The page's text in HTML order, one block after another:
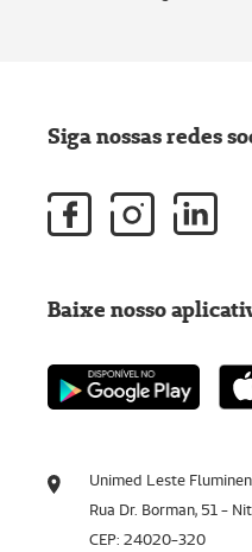
Unimed Leste
Rua Dr. Borman, 51 -
CEP: 24020-320
Siga nossas redes
Baixe nosso